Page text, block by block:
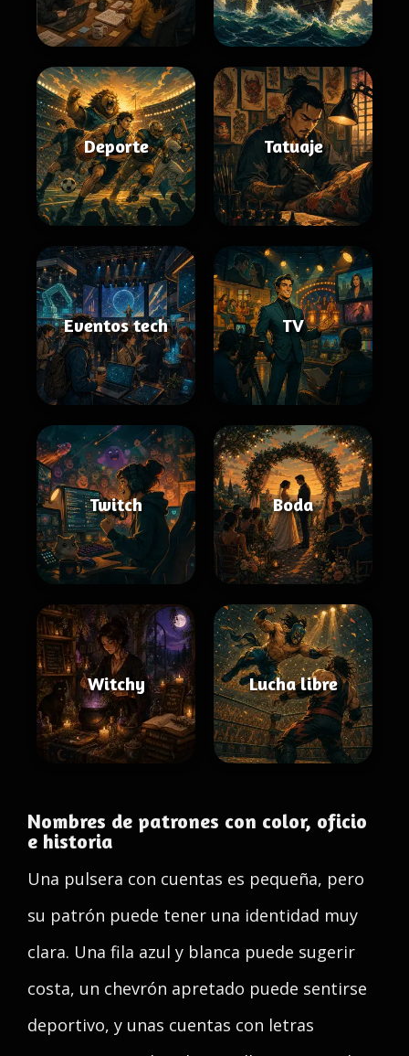
Deporte Tatuaje
Eventos tech TV
Twitch Boda
Witchy Lucha libre
Nombres de patrones con color, oficio
e historia
Una pulsera con cuentas es pequeña, pero
su patrón puede tener una identidad muy
clara. Una fila azul y blanca puede sugerir
costa, un chevrón apretado puede sentirse
deportivo, y unas cuentas con letras